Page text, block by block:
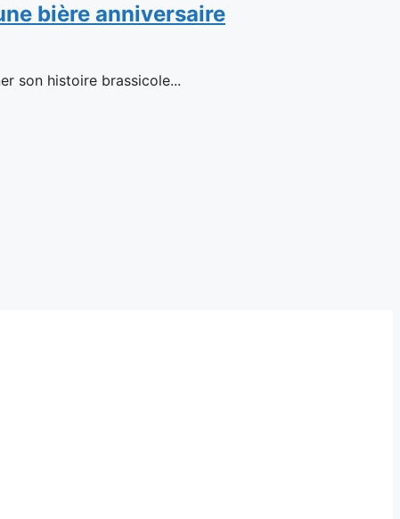
bière anniversaire
son histoire brassicole...